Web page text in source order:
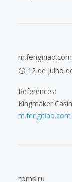
m.fengniao.com
12 de julho
References:
Kingmaker
m.fengniao.com
rpms.ru